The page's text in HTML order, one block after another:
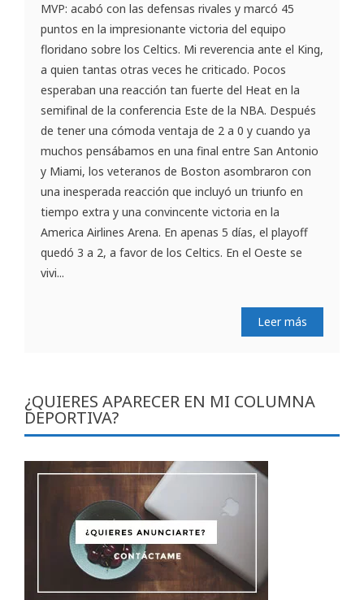
MVP: acabó con las defensas rivales y marcó 45
puntos en la impresionante victoria del equipo
floridano sobre los Celtics. Mi reverencia ante el King,
a quien tantas otras veces he criticado. Pocos
esperaban una reacción tan fuerte del Heat en la
semifinal de la conferencia Este de la NBA. Después
de tener una cómoda ventaja de 2 a 0 y cuando ya
muchos pensábamos en una final entre San Antonio
y Miami, los veteranos de Boston asombraron con
una inesperada reacción que incluyó un triunfo en
tiempo extra y una convincente victoria en la
America Airlines Arena. En apenas 5 días, el playoff
quedó 3 a 2, a favor de los Celtics. En el Oeste se
vivi...
Leer más
¿QUIERES APARECER EN MI COLUMNA
DEPORTIVA?